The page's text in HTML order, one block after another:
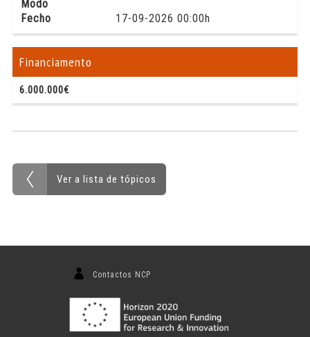
Modo
Fecho
17-09-2026 00:00h
Financiamento
6.000.000€
Ver a lista de tópicos
Contactos NCP